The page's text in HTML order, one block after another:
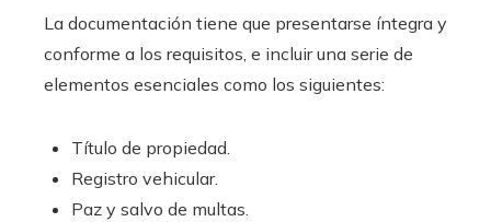
La documentación tiene que presentarse íntegra y
conforme a los requisitos, e incluir una serie de
elementos esenciales como los siguientes:
Título de propiedad.
Registro vehicular.
Paz y salvo de multas.